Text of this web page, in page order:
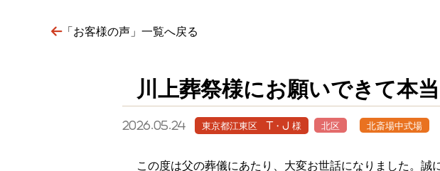
「お客様の声」一覧へ戻る
川上葬祭様にお願いできて本
2026.05.24 東京都江東区 T・J 様 北区 北斎場中式場
この度は父の葬儀にあたり、大変お世話になりました。